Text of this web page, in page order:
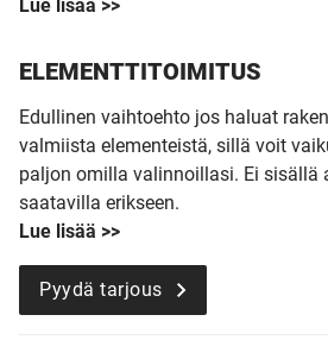
Lue lisää >>
ELEMENTTITOIMITUS
Edullinen vaihtoehto jos haluat
valmiista elementeistä, sillä voit
paljon omilla valinnoillasi. Ei sisällä
saatavilla erikseen.
Lue lisää >>
Pyydä tarjous